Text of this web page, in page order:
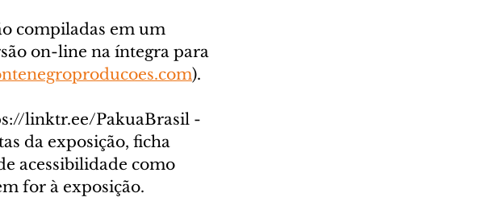
compiladas em um
on-line na íntegra para
).
linktr.ee/PakuaBrasil -
da exposição, ficha
acessibilidade como
for à exposição.